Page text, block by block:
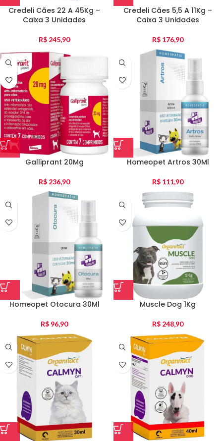
Credeli Cães 22 A 45Kg –
Caixa 3 Unidades
R$ 245,90
Credeli Cães 5,5 A 11Kg –
Caixa 3 Unidades
R$ 176,90
Galliprant 20Mg
R$ 236,90
Homeopet Artros 30Ml
R$ 111,90
Homeopet Otocura 30Ml
R$ 96,90
Muscle Dog 1Kg
R$ 248,90